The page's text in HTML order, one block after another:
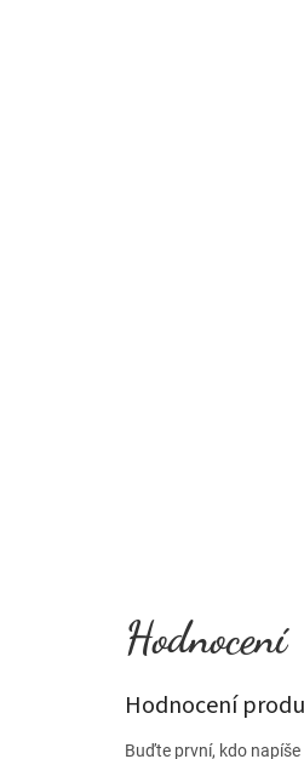
Hodnocení
Buďte první, kdo